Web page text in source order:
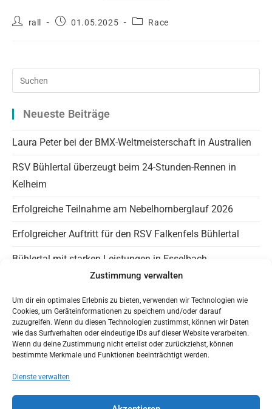
Zustimmung verwalten
Um dir ein optimales Erlebnis zu bieten, verwenden wir Technologien wie
Cookies, um Geräteinformationen zu speichern und/oder darauf
zuzugreifen. Wenn du diesen Technologien zustimmst, können wir Daten
wie das Surfverhalten oder eindeutige IDs auf dieser Website verarbeiten.
Wenn du deine Zustimmung nicht erteilst oder zurückziehst, können
bestimmte Merkmale und Funktionen beeinträchtigt werden.
Dienste verwalten
Beitrags-
rall
Beitrag01.05.2025
Beitrags-
Race
Neueste Beiträge
Laura Peter bei der BMX-Weltmeisterschaft in Australien
RSV Bühlertal überzeugt beim 24-Stunden-Rennen in
Kelheim
Erfolgreiche Teilnahme am Nebelhornberglauf 2026
Erfolgreicher Auftritt für den RSV Falkenfels Bühlertal
Bühlertal mit starken Leistungen in Esselbach
Panaromagravel auf Instagram
Trainingszeiten
HaLT – Jugendfreundlicher Verein
Mit Google Maps nach Bühlertal